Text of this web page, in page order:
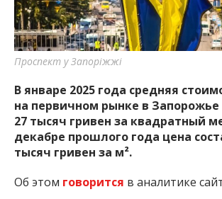
важную
города
Проспект у Запоріжжі
В январе 2025 года средняя
на первичном рынке в
27 тысяч гривен за квадратный
декабре прошлого года цена
тысяч гривен за м².
Об этом говорится в аналитике